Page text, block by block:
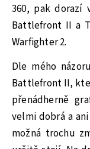
360, pak dorazí
Battlefront II a
Warfighter 2.
Dle mého
Battlefront II,
přenádherně
velmi dobrá a
možná trochu